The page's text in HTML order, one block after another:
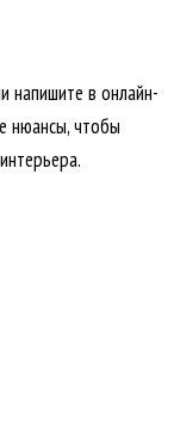
напишите в онлайн-
нюансы, чтобы